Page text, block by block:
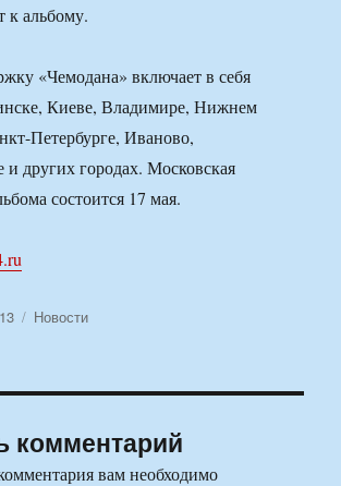
к альбому.
«Чемодана» включает в себя
Киеве, Владимире, Нижнем
Петербурге, Иваново,
и других городах. Московская
состоится 17 мая.
Рубрики
Новости
комментарий
вам необходимо